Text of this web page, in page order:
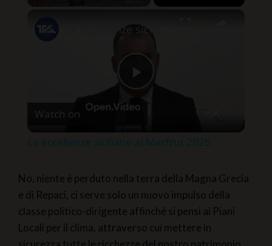
Play
Watch on
Le eccellenze siciliane al Macfrut 2025
No, niente è perduto nella terra della Magna Grecia
e di Repaci, ci serve solo un nuovo impulso della
classe politico-dirigente affinché si pensi ai Piani
Locali per il clima, attraverso cui mettere in